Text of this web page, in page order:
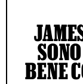
BENE